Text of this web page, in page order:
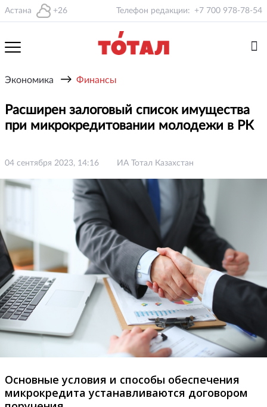
Астана +26 Телефон редакции: +7 700 978-78-54
Экономика → Финансы
Расширен залоговый список имущества
при микрокредитовании молодежи в РК
04 сентября 2023, 14:16 ИА Тотал Казахстан
Основные условия и способы обеспечения
микрокредита устанавливаются договором